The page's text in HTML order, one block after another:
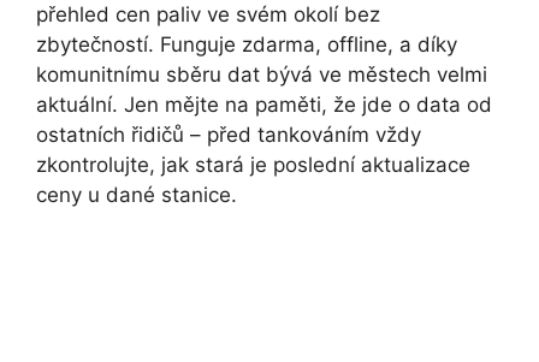
přehled cen paliv ve svém okolí bez
zbytečností. Funguje zdarma, offline, a díky
komunitnímu sběru dat bývá ve městech velmi
aktuální. Jen mějte na paměti, že jde o data od
ostatních řidičů – před tankováním vždy
zkontrolujte, jak stará je poslední aktualizace
ceny u dané stanice.